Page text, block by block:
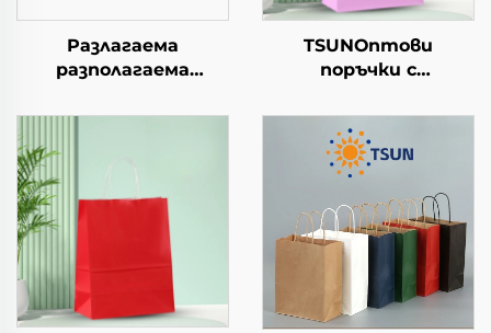
Разлагаема
разполагаема
салата, чашки за
закуски, суши, пица,
хляб, сладоледи,
шоколад, бургери - за
кейтеринг и
TSUNОптови
поръчки с
логотип на крафт
хартиен
торбоподобен
мешек с повърхност
за екранна печат за
Нова година/
Кристемас, упаковка
за транспорт на
храна